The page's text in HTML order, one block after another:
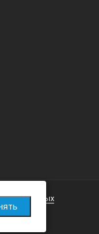
данных